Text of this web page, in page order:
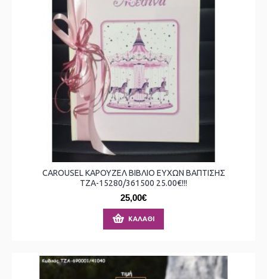
CAROUSEL ΚΑΡΟΥΖΕΛ ΒΙΒΛΙΟ ΕΥΧΩΝ ΒΑΠΤΙΣΗΣ
ΤΖΑ-15280/361500 25.00€!!!
25,00€
ΚΑΛΆΘΙ